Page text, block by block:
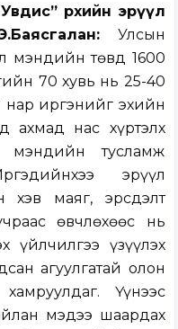
Өрхийн эрүүл
Улсын
мэндийн төвд 1600
70 хувь нь 25-40
нар иргэнийг эхийн
ахмад нас хүртэлх
тусламж
эрүүл
хэв маяг, эрсдэлт
өвчлөхөөс нь
үйлчилгээ үзүүлэх
агуулгатай олон
Үүнээс
мэдээ шаардах